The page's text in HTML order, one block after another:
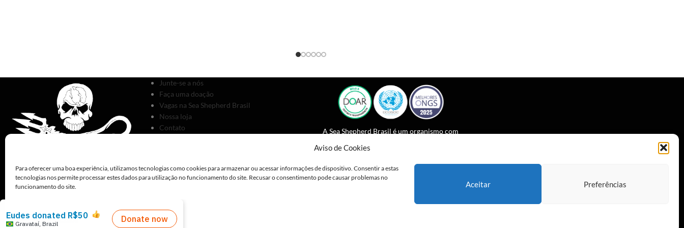
Aviso de Cookies
Para oferecer uma boa experiência, utilizamos tecnologias como cookies para armazenar ou acessar informações de dispositivo. Consentir a estas
tecnologias nos permite processar estes dados para utilização no funcionamento do site. Recusar o consentimento pode causar problemas no
funcionamento do site.
Aceitar Preferências
Políticas de Privacidade
Junte-se a nós
Faça uma doação
Vagas na Sea Shepherd Brasil
Nossa loja
Contato
A Sea Shepherd Brasil é um organismo com
Comissão Econômica e Conselho Social da
ONU desde 2023.